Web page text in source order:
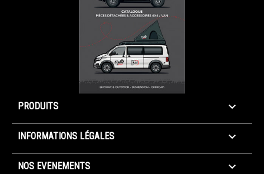
PRODUITS 
INFORMATIONS LÉGALES 
NOS EVENEMENTS 